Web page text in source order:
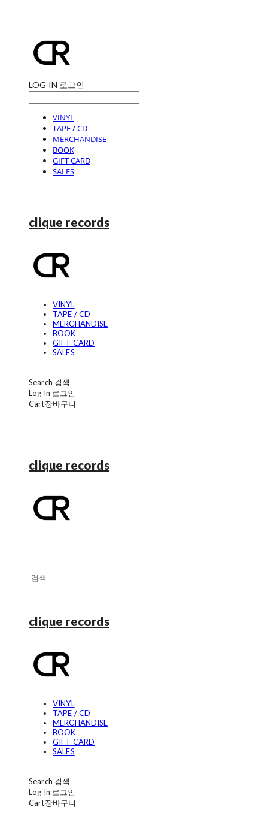
LOG IN 로그인
VINYL
TAPE / CD
MERCHANDISE
BOOK
GIFT CARD
SALES
clique records
VINYL
TAPE / CD
MERCHANDISE
BOOK
GIFT CARD
SALES
Search 검색
Log In 로그인
Cart장바구니
clique records
clique records
VINYL
TAPE / CD
MERCHANDISE
BOOK
GIFT CARD
SALES
Search 검색
Log In 로그인
Cart장바구니